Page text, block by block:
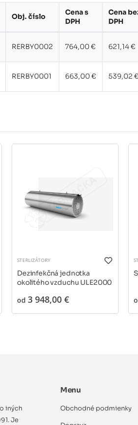
Obj. číslo
Cena s
DPH
Cena
DPH
RERBY0002 764,00 € 621,14 €
RERBY0001 663,00 € 539,02 €
STERLIZÁTORY
Dezinfekčná jednotka
okolitého vzduchu ULE2000
od 3 948,00 €
iných
Je
Menu
Obchodné podmienky